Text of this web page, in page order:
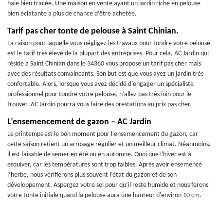
haie bien tracée. Une maison en vente ayant un jardin riche en pelouse
bien éclatante a plus de chance d’être achetée.
Tarif pas cher tonte de pelouse à Saint Chinian.
La raison pour laquelle vous négligez les travaux pour tondre votre pelouse
est le tarif très élevé de la plupart des entreprises. Pour cela, AC Jardin qui
réside à Saint Chinian dans le 34360 vous propose un tarif pas cher mais
avec des résultats convaincants. Son but est que vous ayez un jardin très
confortable. Alors, lorsque vous avez décidé d’engager un spécialiste
professionnel pour tondre votre pelouse, n’allez pas très loin pour le
trouver. AC Jardin pourra vous faire des prestations au prix pas cher.
L’ensemencement de gazon – AC Jardin
Le printemps est le bon moment pour l'ensemencement du gazon, car
cette saison retient un arrosage régulier et un meilleur climat. Néanmoins,
il est faisable de semer en été ou en automne. Quoi que l'hiver est à
esquiver, car les températures sont trop faibles. Après avoir ensemencé
l’herbe, nous vérifierons plus souvent l’état du gazon et de son
développement. Aspergez votre sol pour qu’il reste humide et nous ferons
votre tonte initiale quand la pelouse aura une hauteur d'environ 10 cm.